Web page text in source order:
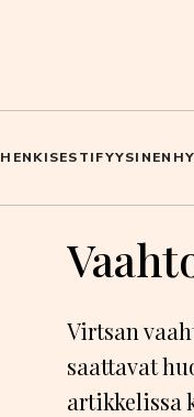
HENKISESTIFYYSINEN
Virtsan
saattavat
artikkelissa